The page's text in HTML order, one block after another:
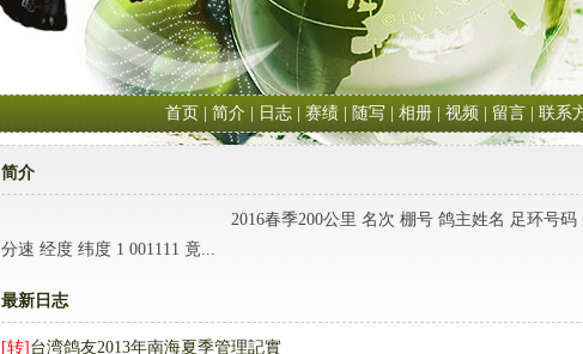
首页 简介 日志 赛绩 随写 相册 视频 留言 联系
简介
2016春季200公里 名次 棚号 鸽主姓名 足环号码 归
分速 经度 纬度 1 001111 竟...
最新日志
[转] 台湾鸽友2013年南海夏季管理記實